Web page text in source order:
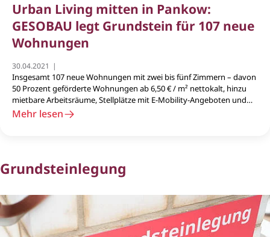
Urban Living mitten in Pankow:
GESOBAU legt Grundstein für 107 neue
Wohnungen
30.04.2021
Insgesamt 107 neue Wohnungen mit zwei bis fünf Zimmern – davon
50 Prozent geförderte Wohnungen ab 6,50 € / m² nettokalt, hinzu
mietbare Arbeitsräume, Stellplätze mit E-Mobility-Angeboten und
Gemeinschaftsgärten: Die GESOBAU errichtet mit dem neuen
Mehr lesen
Grundsteinlegung
Bildergalerie überspringen